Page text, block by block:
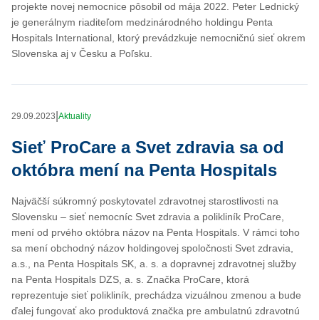
projekte novej nemocnice pôsobil od mája 2022. Peter Lednický
je generálnym riaditeľom medzinárodného holdingu Penta
Hospitals International, ktorý prevádzkuje nemocničnú sieť okrem
Slovenska aj v Česku a Poľsku.
29.09.2023 Aktuality
Sieť ProCare a Svet zdravia sa od
októbra mení na Penta Hospitals
Najväčší súkromný poskytovatel zdravotnej starostlivosti na
Slovensku – sieť nemocníc Svet zdravia a polikliník ProCare,
mení od prvého októbra názov na Penta Hospitals. V rámci toho
sa mení obchodný názov holdingovej spoločnosti Svet zdravia,
a.s., na Penta Hospitals SK, a. s. a dopravnej zdravotnej služby
na Penta Hospitals DZS, a. s. Značka ProCare, ktorá
reprezentuje sieť polikliník, prechádza vizuálnou zmenou a bude
ďalej fungovať ako produktová značka pre ambulatnú zdravotnú